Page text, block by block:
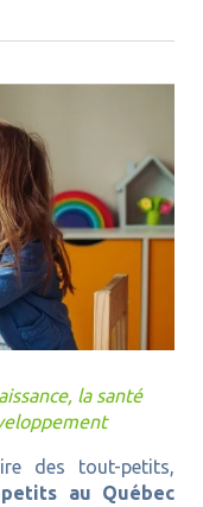
la santé
des tout-petits,
au Québec